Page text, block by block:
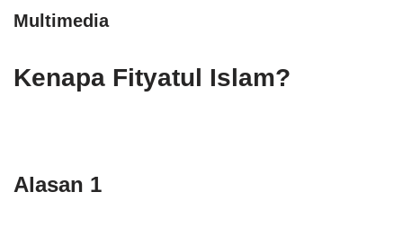
Multimedia
Kenapa Fityatul Islam?
Alasan 1